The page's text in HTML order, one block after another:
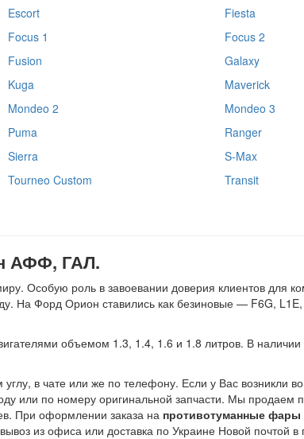
Escort
Fiesta
Focus 1
Focus 2
Fusion
Galaxy
Kuga
Maverick
Mondeo 2
Mondeo 3
Puma
Ranger
Sierra
S-Max
Tourneo Custom
Transit
АФФ, ГАЛ.
Особую роль в завоевании доверия клиентов для
На Форд Орион ставились как безиновые — F6G, L1E,
объемом 1.3, 1.4, 1.6 и 1.8 литров. В наличии
в чате или же по телефону. Если у Вас возникли
или по номеру оригинальной запчасти. Мы продаем
При оформлении заказа на противотуманные
из офиса или доставка по Украине Новой почтой в